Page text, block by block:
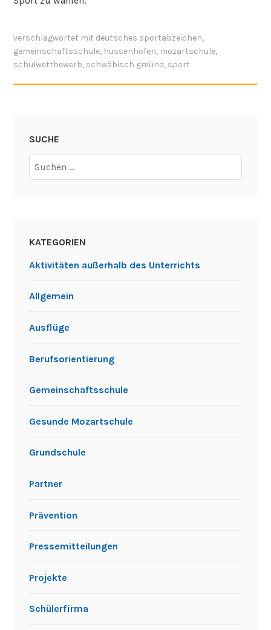
verschlagwortet mit deutsches sportabzeichen,
gemeinschaftsschule, hussenhofen, mozartschule,
schulwettbewerb, schwäbisch gmünd, sport
SUCHE
Suchen
nach:
KATEGORIEN
Aktivitäten außerhalb des Unterrichts
Allgemein
Ausflüge
Berufsorientierung
Gemeinschaftsschule
Gesunde Mozartschule
Grundschule
Partner
Prävention
Pressemitteilungen
Projekte
Schülerfirma